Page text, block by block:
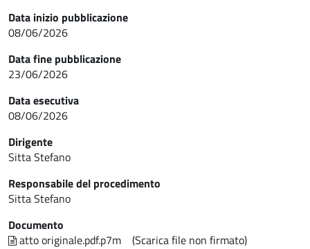
Data inizio pubblicazione
08/06/2026
Data fine pubblicazione
23/06/2026
Data esecutiva
08/06/2026
Dirigente
Sitta Stefano
Responsabile del procedimento
Sitta Stefano
Documento
atto originale.pdf.p7m
(Scarica file non firmato)